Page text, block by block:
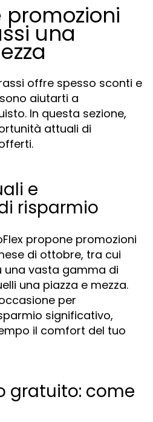
promozioni
una
offre spesso sconti e
aiutarti a
In questa sezione,
attuali di
e
risparmio
propone promozioni
di ottobre, tra cui
una vasta gamma di
una piazza e mezza.
per
significativo,
il comfort del tuo
gratuito: come